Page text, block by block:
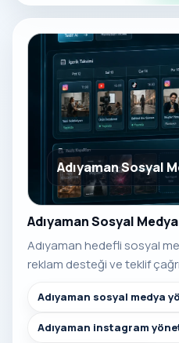
Adıyaman Sosyal
Adıyaman Sosyal Medya
Adıyaman hedefli sosyal
reklam desteği ve teklif
Adıyaman sosyal medya
Adıyaman instagram